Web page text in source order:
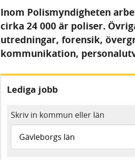
Inom Polismyndigheten
cirka 24 000 är poliser.
utredningar, forensik,
kommunikation,
Lediga jobb
Skriv in kommun eller län